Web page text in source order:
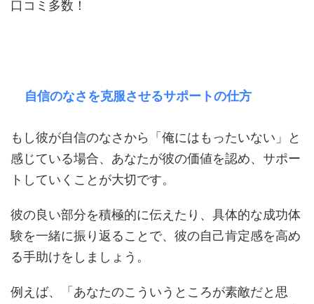
口コミ多数！
自信のなさを克服させるサポートの仕方
もし彼が自信のなさから「俺にはもったいない」と
感じている場合、あなたが彼の価値を認め、サポー
トしていくことが大切です。
彼の良い部分を積極的に伝えたり、具体的な成功体
験を一緒に振り返ることで、彼の自己肯定感を高め
る手助けをしましょう。
例えば、「あなたのこういうところが素敵だと思